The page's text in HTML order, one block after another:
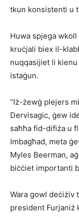
tkun konsistenti u
Huwa spjega
kruċjali biex il-
nuqqasijiet li
istaġun.
“Iż-żewġ plejers
Dervisagic, ġew
saħħa fid-difiża u
Imbagħad, meta
Myles Beerman,
biċċiet importanti
Wara gowl deċiżiv
president Furjaniż